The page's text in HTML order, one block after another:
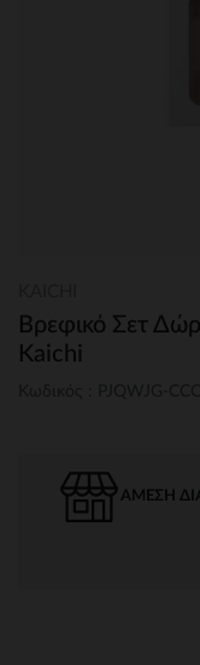
Βρεφικό Σετ
Kaichi
ΆΜΕΣΗ